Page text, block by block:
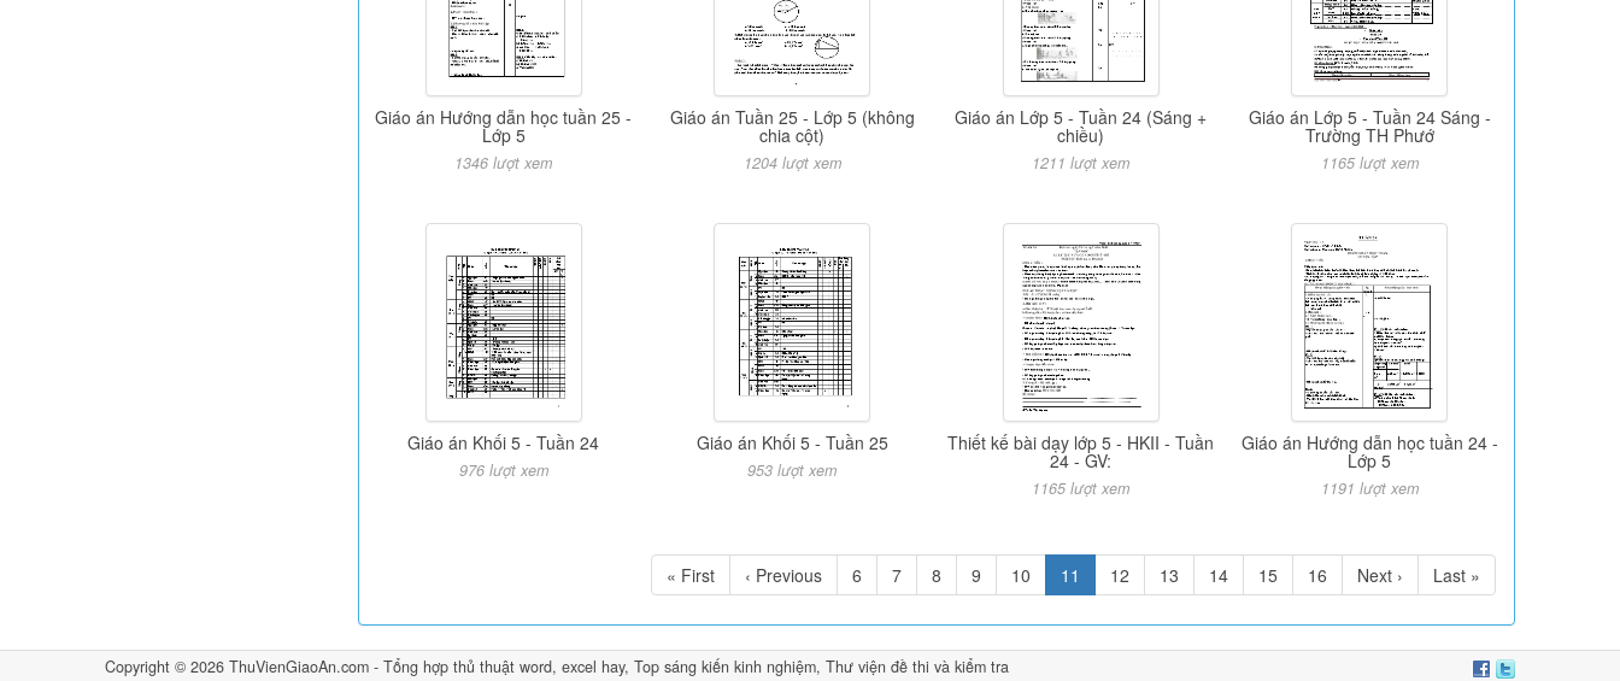
Giáo án Hướng dẫn học tuần 25 -
Lớp 5
1346 lượt xem
Giáo án Tuần 25 - Lớp 5 (không
chia cột)
1204 lượt xem
Giáo án Lớp 5 - Tuần 24 (Sáng +
chiều)
1211 lượt xem
Giáo án Lớp 5 - Tuần 24 Sáng -
Trường TH Phướ
1165 lượt xem
Giáo án Khối 5 - Tuần 24
976 lượt xem
Giáo án Khối 5 - Tuần 25
953 lượt xem
Thiết kế bài dạy lớp 5 - HKII - Tuần
24 - GV:
1165 lượt xem
Giáo án Hướng dẫn học tuần 24 -
Lớp 5
1191 lượt xem
« First ‹ Previous 6 7 8 9 10 11 12 13 14 15 16 Next › Last »
Copyright © 2026 ThuVienGiaoAn.com - Tổng hợp thủ thuật word, excel hay, Top sáng kiến kinh nghiệm, Thư viện đề thi và kiểm tra